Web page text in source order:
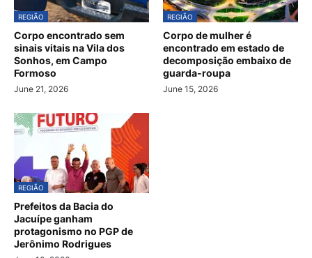
REGIÃO
Corpo encontrado sem
sinais vitais na Vila dos
Sonhos, em Campo
Formoso
June 21, 2026
REGIÃO
Corpo de mulher é
encontrado em estado de
decomposição embaixo de
guarda-roupa
June 15, 2026
REGIÃO
Prefeitos da Bacia do
Jacuípe ganham
protagonismo no PGP de
Jerônimo Rodrigues